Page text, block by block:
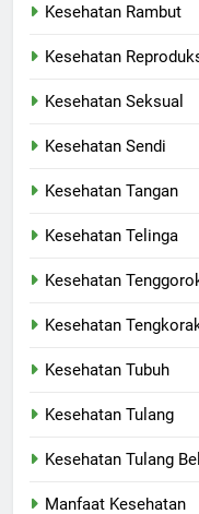
Kesehatan Rambut
Kesehatan
Kesehatan Seksual
Kesehatan Sendi
Kesehatan Tangan
Kesehatan Telinga
Kesehatan
Kesehatan
Kesehatan Tubuh
Kesehatan Tulang
Kesehatan Tulang
Manfaat Kesehatan